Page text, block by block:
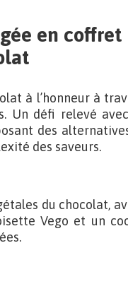
en
à l’honneur à
Un défi relevé
des
des saveurs.
du chocolat,
Vego et un